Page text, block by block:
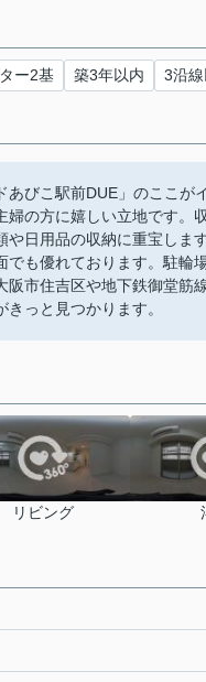
ー2基 築3年以内 3沿
あびこ駅前DUE」のここ
婦の方に嬉しい立地です。
や日用品の収納に重宝しま
でも優れております。駐
阪市住吉区や地下鉄御堂筋
っと見つかります。
リビング